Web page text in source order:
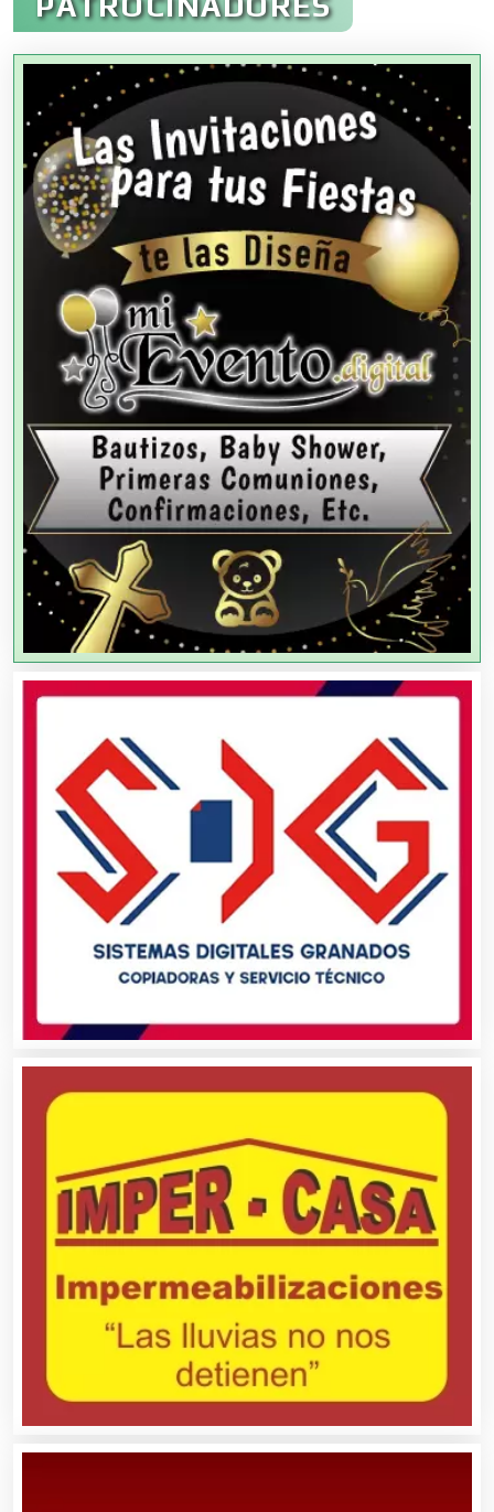
Agencias Aduanales
Agencias de Autos
Agencias de Cobranza
Agencias de Colocación
Agencias de Modelos
Agencias de Publicidad
Agencias de Viajes
Agricultores
Agricultura y Ganadería
Agua Purificada
Aire Acondicionado
Alarmas
Albercas
Alimentos
Almacenaje
Alquiler de Autos
Alquiler de Equipos para Fiestas